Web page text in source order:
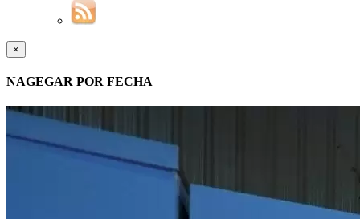
×
NAGEGAR POR FECHA